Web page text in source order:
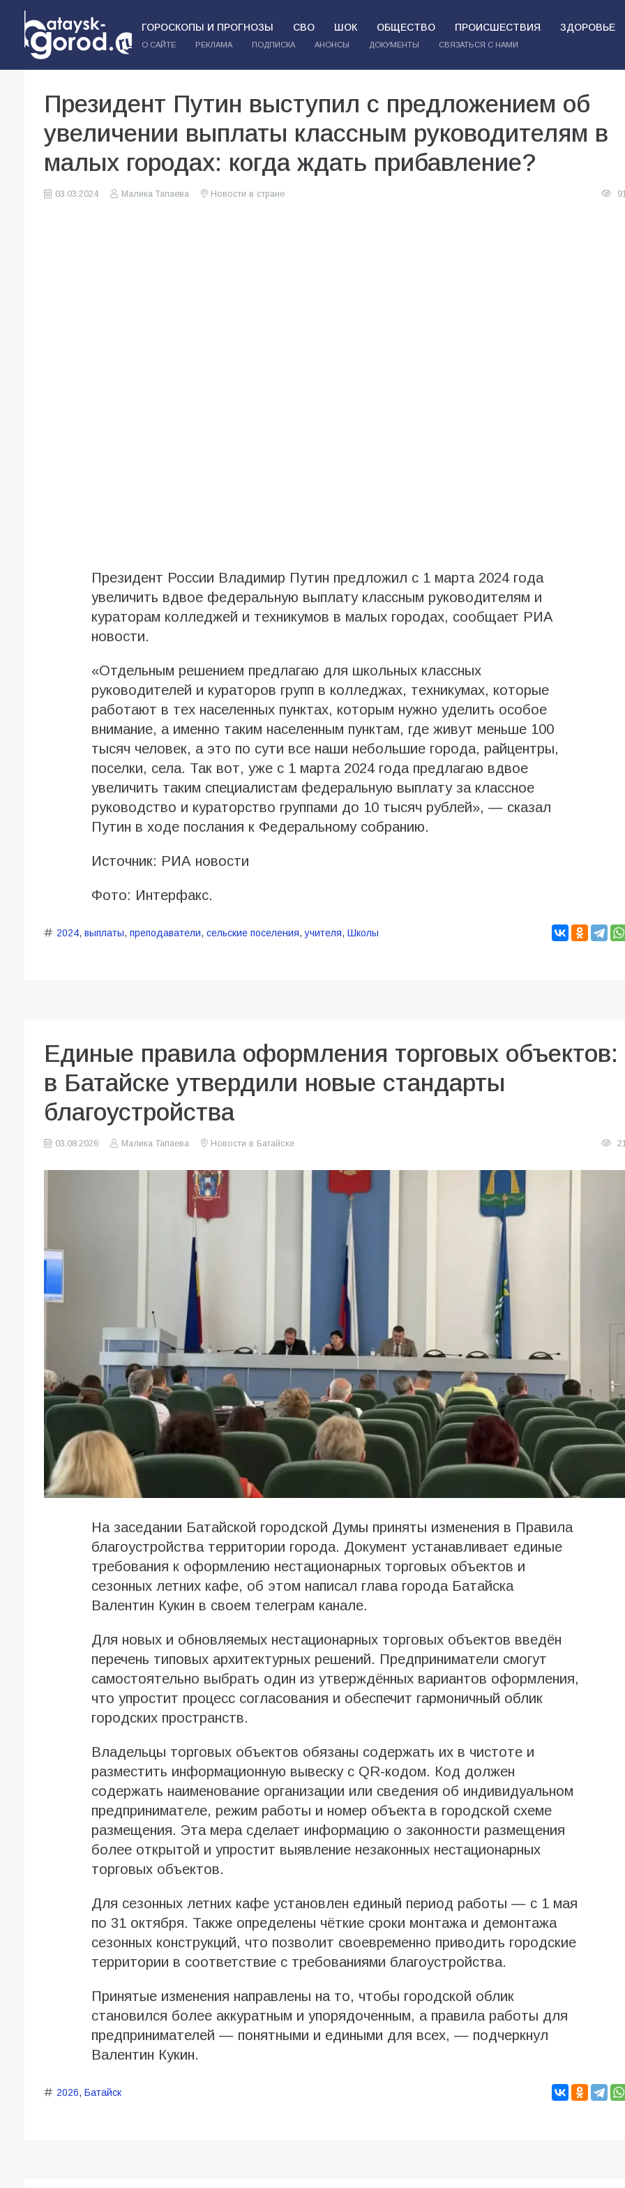
ГОРОСКОПЫ И ПРОГНОЗЫ СВО ШОК ОБЩЕСТВО ПРОИСШЕСТВИЯ ЗДОРОВЬЕ
О САЙТЕ РЕКЛАМА ПОДПИСКА АНОНСЫ ДОКУМЕНТЫ СВЯЗАТЬСЯ С НАМИ
Президент Путин выступил с предложением об
увеличении выплаты классным руководителям в
малых городах: когда ждать прибавление?
03.03.2024 Малика Тапаева Новости в стране
Президент России Владимир Путин предложил с 1 марта 2024 года
увеличить вдвое федеральную выплату классным руководителям и
кураторам колледжей и техникумов в малых городах, сообщает РИА
новости.
«Отдельным решением предлагаю для школьных классных
руководителей и кураторов групп в колледжах, техникумах, которые
работают в тех населенных пунктах, которым нужно уделить особое
внимание, а именно таким населенным пунктам, где живут меньше 100
тысяч человек, а это по сути все наши небольшие города, райцентры,
поселки, села. Так вот, уже с 1 марта 2024 года предлагаю вдвое
увеличить таким специалистам федеральную выплату за классное
руководство и кураторство группами до 10 тысяч рублей», — сказал
Путин в ходе послания к Федеральному собранию.
Источник: РИА новости
Фото: Интерфакс.
2024, выплаты, преподаватели, сельские поселения,учителя, Школы
Единые правила оформления торговых объектов:
в Батайске утвердили новые стандарты
благоустройства
03.08.2026 Малика Тапаева Новости в Батайске
На заседании Батайской городской Думы приняты изменения в Правила
благоустройства территории города. Документ устанавливает единые
требования к оформлению нестационарных торговых объектов и
сезонных летних кафе, об этом написал глава города Батайска
Валентин Кукин в своем телеграм канале.
Для новых и обновляемых нестационарных торговых объектов введён
перечень типовых архитектурных решений. Предприниматели смогут
самостоятельно выбрать один из утверждённых вариантов оформления,
что упростит процесс согласования и обеспечит гармоничный облик
городских пространств.
Владельцы торговых объектов обязаны содержать их в чистоте и
разместить информационную вывеску с QR-кодом. Код должен
содержать наименование организации или сведения об индивидуальном
предпринимателе, режим работы и номер объекта в городской схеме
размещения. Эта мера сделает информацию о законности размещения
более открытой и упростит выявление незаконных нестационарных
торговых объектов.
Для сезонных летних кафе установлен единый период работы — с 1 мая
по 31 октября. Также определены чёткие сроки монтажа и демонтажа
сезонных конструкций, что позволит своевременно приводить городские
территории в соответствие с требованиями благоустройства.
Принятые изменения направлены на то, чтобы городской облик
становился более аккуратным и упорядоченным, а правила работы для
предпринимателей — понятными и едиными для всех, — подчеркнул
Валентин Кукин.
2026, Батайск